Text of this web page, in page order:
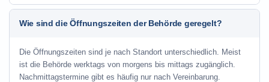
Wie sind die Öffnungszeiten der Behörde geregelt?
Die Öffnungszeiten sind je nach Standort unterschiedlich. Meist
ist die Behörde werktags von morgens bis mittags zugänglich.
Nachmittagstermine gibt es häufig nur nach Vereinbarung.